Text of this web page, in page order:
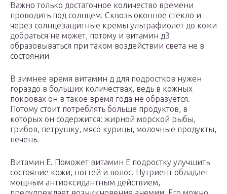
Важно только достаточное количество времени
проводить под солнцем. Сквозь оконное стекло и
через солнцезащитные кремы ультрафиолет до кожи
добраться не может, потому и витамин д3
образовываться при таком воздействии света не в
состоянии
В зимнее время витамин д для подростков нужен
гораздо в больших количествах, ведь в кожных
покровах он в такое время года не образуется.
Потому стоит потреблять больше продуктов, в
которых он содержится: жирной морской рыбы,
грибов, петрушку, мясо курицы, молочные продукты,
печень.
Витамин Е. Поможет витамин Е подростку улучшить
состояние кожи, ногтей и волос. Нутриент обладает
мощным антиоксидантным действием,